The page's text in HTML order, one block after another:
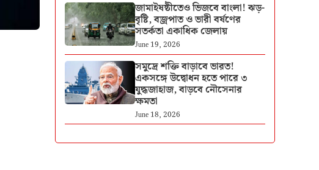
জামাইষষ্ঠীতেও ভিজবে বাংলা! ঝড়-
বৃষ্টি, বজ্রপাত ও ভারী বর্ষণের
সতর্কতা একাধিক জেলায়
June 19, 2026
সমুদ্রে শক্তি বাড়াবে ভারত!
একসঙ্গে উদ্বোধন হতে পারে ৩
যুদ্ধজাহাজ, বাড়বে নৌসেনার
ক্ষমতা
June 18, 2026